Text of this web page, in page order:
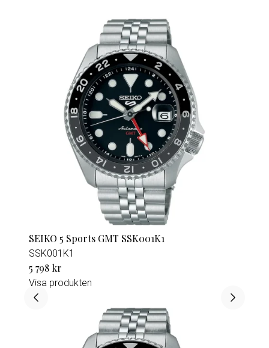
SEIKO 5 Sports GMT SSK001K1
SSK001K1
5 798 kr
Visa produkten